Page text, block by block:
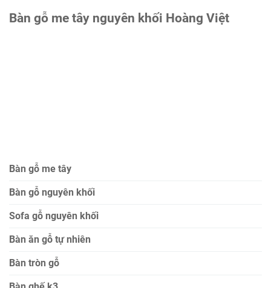
Bàn gỗ me tây nguyên khối Hoàng Việt
Bàn gỗ me tây
Bàn gỗ nguyên khối
Sofa gỗ nguyên khối
Bàn ăn gỗ tự nhiên
Bàn tròn gỗ